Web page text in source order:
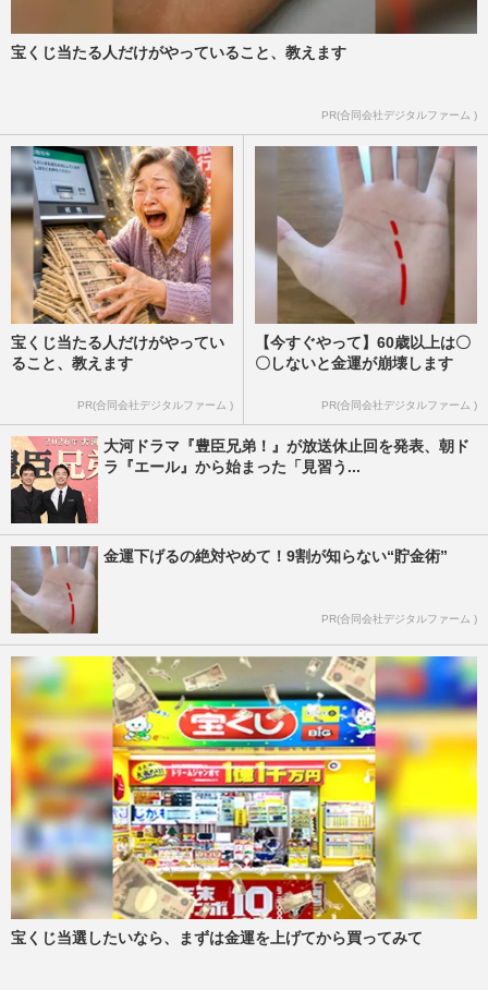
んだ“自分らしく幸せな”…
週刊女性PRIME
《佳子さまの歩み》叔母・黒田清子さん
王の先輩”から学んだこと…
週刊女性2026年4月21日号 2026/4/12
宝くじ当たる人だけがやっていること、教えます
PR(合同会社デジタルファーム )
宝くじ当たる人だけがやってい
ること、教えます
PR(合同会社デジタルファーム )
【今すぐやって】60歳以上は〇
〇しないと金運が崩壊します
PR(合同会社デジタルファーム )
大河ドラマ『豊臣兄弟！』が放送休止回を発表、朝ド
ラ『エール』から始まった「見習う...
金運下げるの絶対やめて！9割が知らない“貯金術”
PR(合同会社デジタルファーム )
宝くじ当選したいなら、まずは金運を上げてから買ってみて